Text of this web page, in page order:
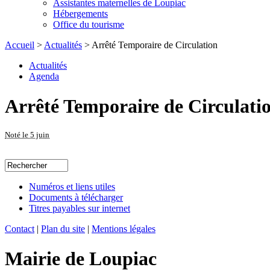
Assistantes maternelles de Loupiac
Hébergements
Office du tourisme
Accueil > Actualités > Arrêté Temporaire de Circulation
Actualités
Agenda
Arrêté Temporaire de
Noté le 5 juin
Numéros et liens utiles
Documents à télécharger
Titres payables sur internet
Contact | Plan du site | Mentions légales
Mairie de Loupiac